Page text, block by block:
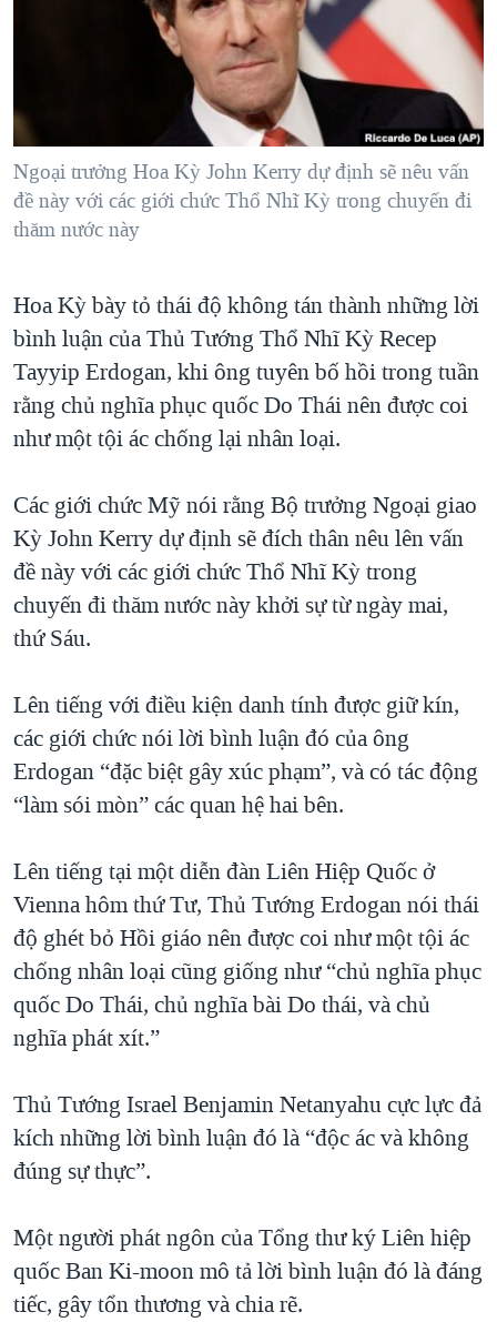
NGƯỜI VIỆT HẢI NGOẠI
KHOA HỌC
SỨC KHOẺ
VĂN HOÁ
GIÁO DỤC
HÀNH TRÌNH BẦU CỬ 2024
MỘT NĂM CHIẾN TRANH TẠI DẢI GAZA
GIẢI MÃ VÀNH ĐAI & CON ĐƯỜNG
NGÀY TỊ NẠN THẾ GIỚI
TRỊNH VĨNH BÌNH - NGƯỜI HẠ 'BÊN THẮNG CUỘC'
GROUND ZERO – XƯA VÀ NAY
CÁC GIÁ TRỊ CỘNG HÒA Ở VIỆT NAM
THƯỢNG ĐỈNH TRUMP-KIM TẠI VIỆT NAM
TRỊNH VĨNH BÌNH VS. CHÍNH PHỦ VIỆT NAM
NGƯ DÂN VIỆT VÀ LÀN SÓNG TRỘM HẢI SÂM
MẠNG XÃ HỘI
Ngôn ngữ khác
Ngoại trưởng Hoa Kỳ John Kerry dự định sẽ nêu vấn
đề này với các giới chức Thổ Nhĩ Kỳ trong chuyến đi
thăm nước này
Hoa Kỳ bày tỏ thái độ không tán thành những lời
bình luận của Thủ Tướng Thổ Nhĩ Kỳ Recep
Tayyip Erdogan, khi ông tuyên bố hồi trong tuần
rằng chủ nghĩa phục quốc Do Thái nên được coi
như một tội ác chống lại nhân loại.
Các giới chức Mỹ nói rằng Bộ trưởng Ngoại giao
Kỳ John Kerry dự định sẽ đích thân nêu lên vấn
đề này với các giới chức Thổ Nhĩ Kỳ trong
chuyến đi thăm nước này khởi sự từ ngày mai,
thứ Sáu.
Lên tiếng với điều kiện danh tính được giữ kín,
các giới chức nói lời bình luận đó của ông
Erdogan “đặc biệt gây xúc phạm”, và có tác động
“làm sói mòn” các quan hệ hai bên.
Lên tiếng tại một diễn đàn Liên Hiệp Quốc ở
Vienna hôm thứ Tư, Thủ Tướng Erdogan nói thái
độ ghét bỏ Hồi giáo nên được coi như một tội ác
chống nhân loại cũng giống như “chủ nghĩa phục
quốc Do Thái, chủ nghĩa bài Do thái, và chủ
nghĩa phát xít.”
Thủ Tướng Israel Benjamin Netanyahu cực lực đả
kích những lời bình luận đó là “độc ác và không
đúng sự thực”.
Một người phát ngôn của Tổng thư ký Liên hiệp
quốc Ban Ki-moon mô tả lời bình luận đó là đáng
tiếc, gây tổn thương và chia rẽ.